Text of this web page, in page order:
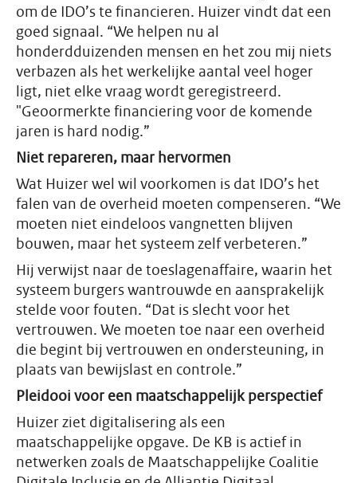
om de IDO’s te financieren. Huizer vindt dat een
goed signaal. “We helpen nu al
honderdduizenden mensen en het zou mij niets
verbazen als het werkelijke aantal veel hoger
ligt, niet elke vraag wordt geregistreerd.
"Geoormerkte financiering voor de komende
jaren is hard nodig.”
Niet repareren, maar hervormen
Wat Huizer wel wil voorkomen is dat IDO’s het
falen van de overheid moeten compenseren. “We
moeten niet eindeloos vangnetten blijven
bouwen, maar het systeem zelf verbeteren.”
Hij verwijst naar de toeslagenaffaire, waarin het
systeem burgers wantrouwde en aansprakelijk
stelde voor fouten. “Dat is slecht voor het
vertrouwen. We moeten toe naar een overheid
die begint bij vertrouwen en ondersteuning, in
plaats van bewijslast en controle.”
Pleidooi voor een maatschappelijk perspectief
Huizer ziet digitalisering als een
maatschappelijke opgave. De KB is actief in
netwerken zoals de Maatschappelijke Coalitie